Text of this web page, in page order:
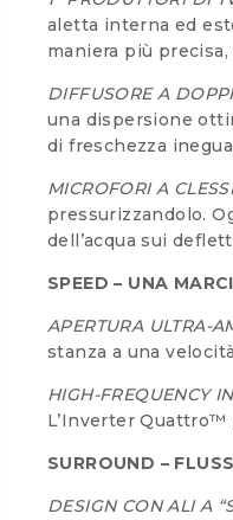
aletta interna ed
maniera più
DIFFUSORE A
una dispersione
di freschezza
MICROFORI A
pressurizzandolo.
dell’acqua sui
SPEED – UNA
APERTURA ULTRA-
stanza a una
HIGH-FREQUENCY
L’Inverter
SURROUND –
DESIGN CON ALI A